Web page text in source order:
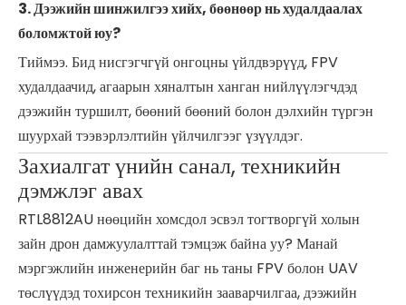
3. Дээжийн шинжилгээ хийх, бөөнөөр нь худалдаалах
боломжтой юу?
Тиймээ. Бид нисгэгчгүй онгоцны үйлдвэрүүд, FPV
худалдаачид, агаарын хяналтын ханган нийлүүлэгчдэд
дээжийн туршилт, бөөний бөөний болон дэлхийн түргэн
шуурхай тээвэрлэлтийн үйлчилгээг үзүүлдэг.
Захиалгат үнийн санал, техникийн
дэмжлэг авах
RTL8812AU нөөцийн хомсдол эсвэл тогтворгүй холын
зайн дрон дамжуулалттай тэмцэж байна уу? Манай
мэргэжлийн инженерийн баг нь таны FPV болон UAV
төслүүдэд тохирсон техникийн зааварчилгаа, дээжийн